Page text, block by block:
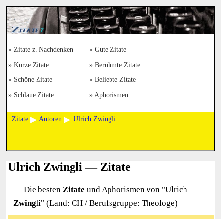
Zitate z. Nachdenken Gute Zitate
Kurze Zitate Berühmte Zitate
Schöne Zitate Beliebte Zitate
Schlaue Zitate Aphorismen
Zitate Autoren Ulrich Zwingli
Ulrich Zwingli — Zitate
— Die besten Zitate und Aphorismen von "Ulrich
Zwingli" (Land: CH / Berufsgruppe: Theologe)